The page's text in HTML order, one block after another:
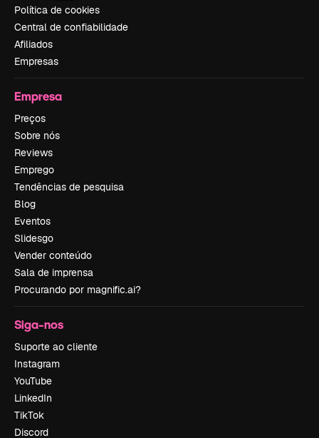
Política de cookies
Central de confiabilidade
Afiliados
Empresas
Empresa
Preços
Sobre nós
Reviews
Emprego
Tendências de pesquisa
Blog
Eventos
Slidesgo
Vender conteúdo
Sala de imprensa
Procurando por magnific.ai?
Siga-nos
Suporte ao cliente
Instagram
YouTube
LinkedIn
TikTok
Discord